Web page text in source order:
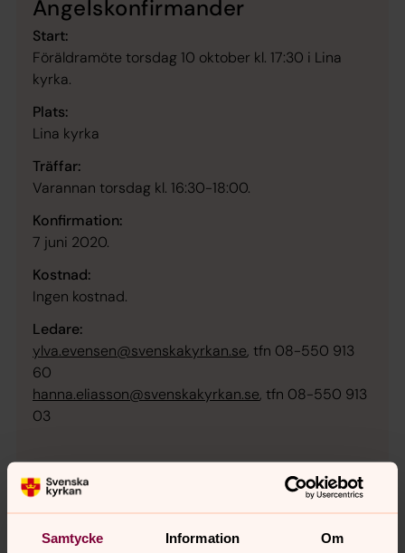
Samtycke Information Om
Angelskonfirmander
Start:
Föräldramöte torsdag 10 oktober kl. 17:30 i Lina
kyrka.
Plats:
Lina kyrka
Träffar:
Varannan torsdag kl. 16:30-18:00.
Konfirmation:
7 juni 2020.
Kostnad:
Ingen kostnad.
Ledare:
ylva.evensen@svenskakyrkan.se, tfn 08-550 913
60
hanna.eliasson@svenskakyrkan.se, tfn 08-550 913
03
Anmälan till Angelskonfirmander